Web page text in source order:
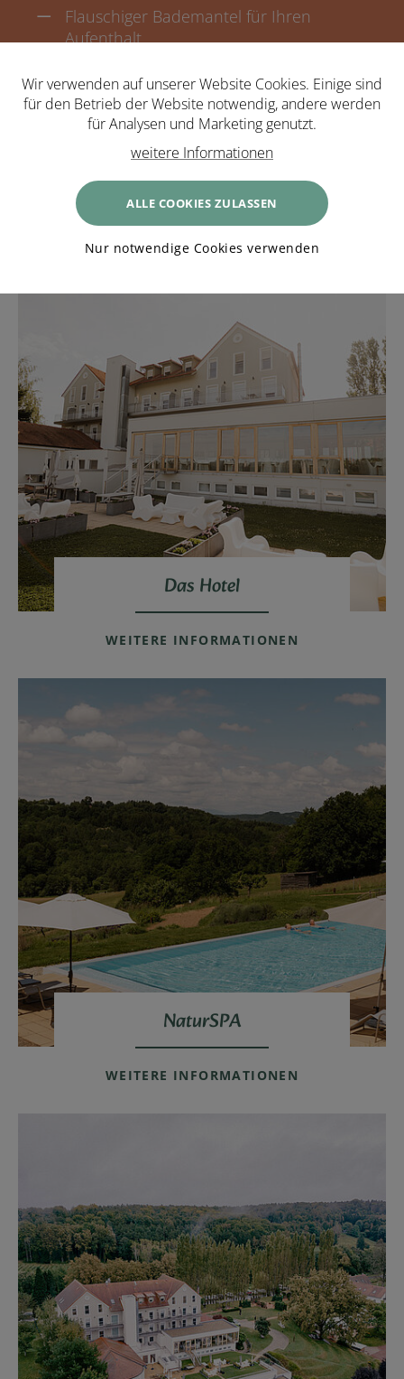
Flauschiger Bademantel für Ihren
Aufenthalt
Walking Stöcke Verleih (begrenzte
Stückanzahl)
Kostenloses WLAN
Das Hotel
WEITERE INFORMATIONEN
NaturSPA
WEITERE INFORMATIONEN
Wir verwenden auf unserer Website Cookies. Einige sind
für den Betrieb der Website notwendig, andere werden
für Analysen und Marketing genutzt.
weitere Informationen
ALLE COOKIES ZULASSEN
Nur notwendige Cookies verwenden